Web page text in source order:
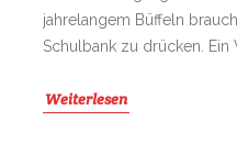
jahrelangem Büffeln
Schulbank zu drücken. Ein
Weiterlesen